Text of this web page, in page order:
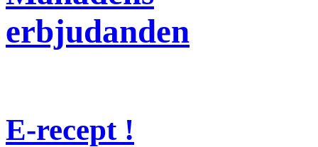
erbjudanden
E-recept !